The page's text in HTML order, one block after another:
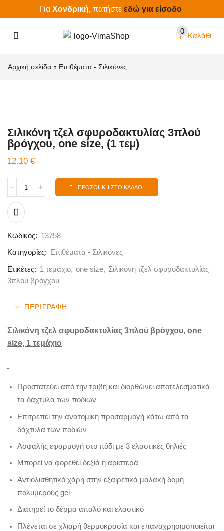
Για Χονδρική, πατήστε εδώ για είσοδο
0
Καλάθι
Αρχική σελίδα Επιθέματα - Σιλικόνες
Σιλικόνη τζελ σφυροδακτυλίας 3πλού
βρόγχου, one size, (1 τεμ)
12.10 €
ΠΡΟΣΘΉΚΗ ΣΤΟ ΚΑΛΆΘΙ
Κωδικός: 13758
Κατηγορίες: Επιθέματα - Σιλικόνες
Ετικέτες: 1 τεμάχιο, one size, Σιλικόνη τζελ σφυροδακτυλίας
3πλού βρόγχου
ΠΕΡΙΓΡΑΦΉ
Σιλικόνη τζελ σφυροδακτυλίας 3πλού βρόγχου, one
size, 1 τεμάχιο
Προστατεύει από την τριβή και διορθώνει αποτελεσματικά
τα δάχτυλα των ποδιών
Επιτρέπει την ανατομική προσαρμογή κάτω από τα
δάχτυλα των ποδιών
Ασφαλής εφαρμογή στο πόδι με 3 ελαστικές θηλιές
Μπορεί να φορεθεί δεξιά ή αριστερά
Αντιολισθητικό χάρη στην εξαιρετικά μαλακή δομή
πολυμερούς gel
Διατηρεί το δέρμα απαλό και ελαστικό
Πλένεται σε χλιαρή θερμοκρασία και επαναχρησιμοποιείται